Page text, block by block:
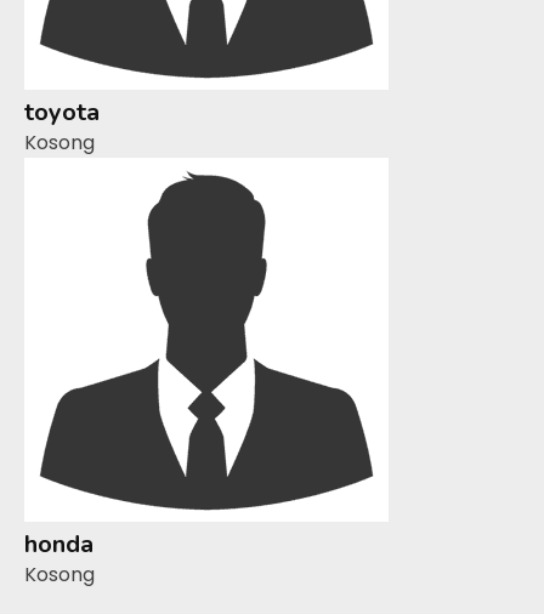
toyota
Kosong
honda
Kosong